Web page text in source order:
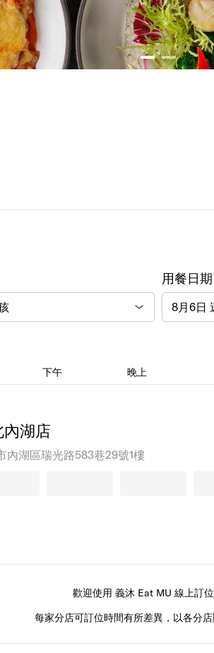
用餐日期
8月6日
下午 晚上
湖店
內湖區瑞光路583巷29號1樓
歡迎使用 義沐 Eat MU 線上訂位
每家分店可訂位時間有所差異，以各分店